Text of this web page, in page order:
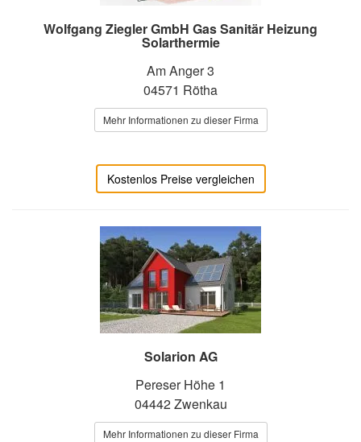
Wolfgang Ziegler GmbH Gas Sanitär Heizung
Solarthermie
Am Anger 3
04571 Rötha
Mehr Informationen zu dieser Firma
Kostenlos Preise vergleichen
Solarion AG
Pereser Höhe 1
04442 Zwenkau
Mehr Informationen zu dieser Firma